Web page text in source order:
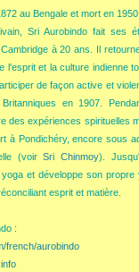
au Bengale et mort en
Sri Aurobindo fait ses
à 20 ans. Il
l'esprit et la culture indienne
de façon active et
en 1907.
des expériences spirituelles
à Pondichéry, encore sous
(voirSri Chinmoy).
et développe son propre
esprit et matière.
:
french/aurobindo